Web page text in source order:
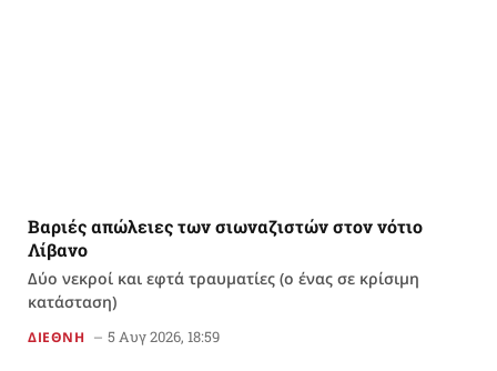
Βαριές απώλειες των σιωναζιστών στον νότιο
Λίβανο
Δύο νεκροί και εφτά τραυματίες (ο ένας σε κρίσιμη
κατάσταση)
ΔΙΕΘΝΗ 5 Αυγ 2026, 18:59